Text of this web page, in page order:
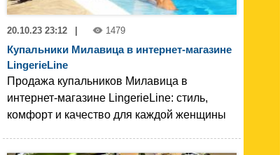
20.10.23 23:12 | 1479
Купальники Милавица в интернет-магазине
LingerieLine
Продажа купальников Милавица в
интернет-магазине LingerieLine: стиль,
комфорт и качество для каждой женщины